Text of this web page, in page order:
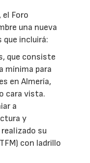
el Foro
una nueva
incluirá:
que consiste
mínima para
en Almería,
cara vista.
a
y
su
con ladrillo